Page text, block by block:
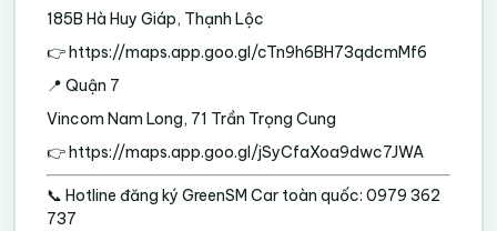
185B Hà Huy Giáp, Thạnh Lộc
👉https://maps.app.goo.gl/cTn9h6BH73qdcmMf6
📍 Quận 7
Vincom Nam Long, 71 Trần Trọng Cung
👉https://maps.app.goo.gl/jSyCfaXoa9dwc7JWA
📞 Hotline đăng ký GreenSM Car toàn quốc: 0979 362
737